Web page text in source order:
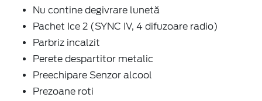
Nu contine degivrare lunetă
Pachet Ice 2 (SYNC IV, 4 difuzoare radio)
Parbriz incalzit
Perete despartitor metalic
Preechipare Senzor alcool
Prezoane roti